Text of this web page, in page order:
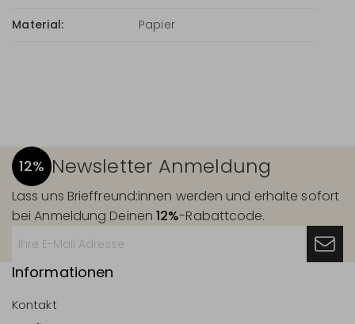
Material: Papier
12% Newsletter Anmeldung
Lass uns Brieffreund:innen werden und erhalte sofort
bei Anmeldung Deinen12%-Rabattcode.
Informationen
Kontakt